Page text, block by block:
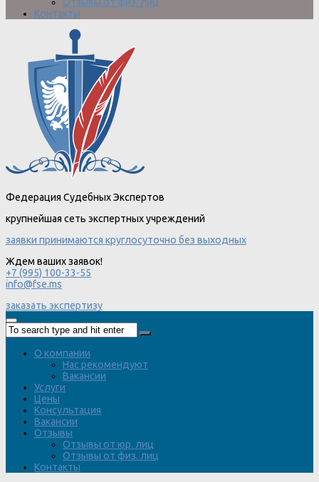
Отзывы от физ. лиц
Контакты
Федерация Судебных Экспертов
крупнейшая сеть экспертных учреждений
заявки принимаются круглосуточно без выходных
Ждем ваших заявок!
+7 (995) 100-33-55
info@fse.ms
заказать экспертизу
О компании
Нас рекомендуют
Вакансии
Услуги
Цены
Консультация
Вакансии
Отзывы
Отзывы от юр. лиц
Отзывы от физ. лиц
Контакты